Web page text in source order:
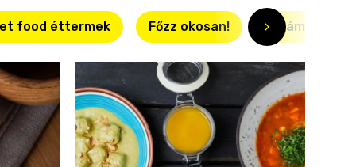
food éttermek Főzz okosan! Villámgyors